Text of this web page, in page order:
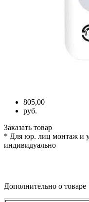
805,00
руб.
Заказать товар
* Для юр. лиц монтаж и
индивидуально
Дополнительно о товаре